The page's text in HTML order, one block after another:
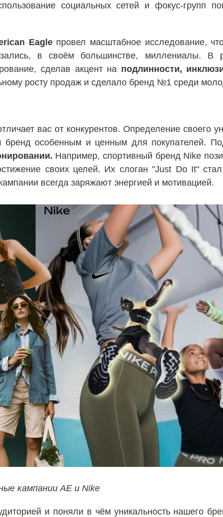
социальных сетей и фокус-групп
Eagleпровел масштабное исследование,
в своём большинстве, миллениалы. В
сделав акцент на подлинности,
росту продаж и сделало бренд №1 среди
вас от конкурентов. Определение своего
особенным и ценным для покупателей.
Например, спортивный бренд Nike
своих целей. Их слоган "Just Do It"
всегда заряжают энергией и мотивацией.
кампании AE и Nike
и поняли в чём уникальность нашего